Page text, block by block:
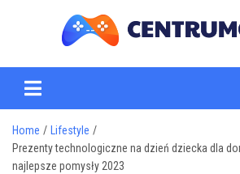
centrumgry.pl
Home
Lifestyle
Prezenty technologiczne na dzień dziecka dla
najlepsze pomysły 2023